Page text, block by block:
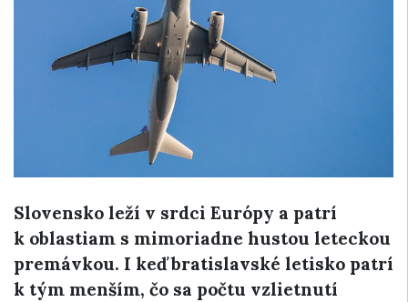
Slovensko leží v srdci Európy a patrí
k oblastiam s mimoriadne hustou leteckou
premávkou. I keď bratislavské letisko patrí
k tým menším, čo sa počtu vzlietnutí